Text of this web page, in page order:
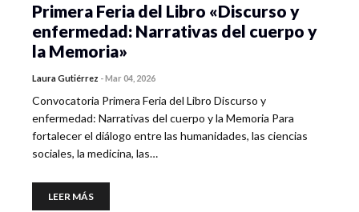
Primera Feria del Libro «Discurso y
enfermedad: Narrativas del cuerpo y
la Memoria»
Laura Gutiérrez -Mar 04, 2026
Convocatoria Primera Feria del Libro Discurso y
enfermedad: Narrativas del cuerpo y la Memoria Para
fortalecer el diálogo entre las humanidades, las ciencias
sociales, la medicina, las…
LEER MÁS